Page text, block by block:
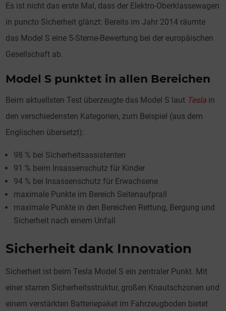
Es ist nicht das erste Mal, dass der Elektro-Oberklassewagen
in puncto Sicherheit glänzt: Bereits im Jahr 2014 räumte
das Model S eine 5-Sterne-Bewertung bei der europäischen
Gesellschaft ab.
Model S punktet in allen Bereichen
Beim aktuellsten Test überzeugte das Model S laut Tesla in
den verschiedensten Kategorien, zum Beispiel (aus dem
Englischen übersetzt):
98 % bei Sicherheitsassistenten
91 % beim Insassenschutz für Kinder
94 % bei Insassenschutz für Erwachsene
maximale Punkte im Bereich Seitenaufprall
maximale Punkte in den Bereichen Rettung, Bergung und
Sicherheit nach einem Unfall
Sicherheit dank Innovation
Sicherheit ist beim Tesla Model S ein zentraler Punkt. Mit
einer starren Sicherheitsstruktur, großen Knautschzonen und
einem verstärkten Batteriepaket im Fahrzeugboden bietet